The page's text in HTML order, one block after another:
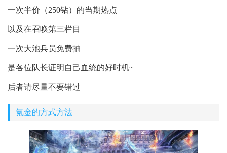
一次半价（250钻）的当期热点
以及在召唤第三栏目
一次大池兵员免费抽
是各位队长证明自己血统的好时机~
后者请尽量不要错过
氪金的方式方法